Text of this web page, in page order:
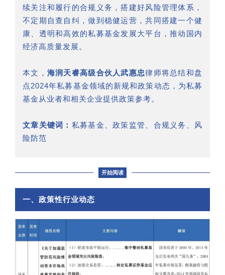
续关注和履行的合规义务，搭建好风险管理体系，
不定期自查自纠，做到稳健运营，共同搭建一个健
康、透明和高效的私募基金发展大平台，推动国内
经济高质量发展。
本文， 海润天睿高级合伙人武惠忠律师将总结和盘
点2024年私募基金领域的新规和政策动态，为私募
基金从业者和相关企业提供政策参考。
文章关键词： 私募基金、政策监管、合规义务、风
险防范
开始阅读
一、政策性行业动态